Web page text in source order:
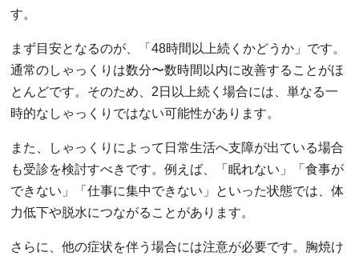
す。
まず目安となるのが、「48時間以上続くかどうか」です。
通常のしゃっくりは数分〜数時間以内に改善することがほ
とんどです。そのため、2日以上続く場合には、単なる一
時的なしゃっくりではない可能性があります。
また、しゃっくりによって日常生活へ支障が出ている場合
も受診を検討すべきです。例えば、「眠れない」「食事が
できない」「仕事に集中できない」といった状態では、体
力低下や脱水につながることがあります。
さらに、他の症状を伴う場合には注意が必要です。胸焼け